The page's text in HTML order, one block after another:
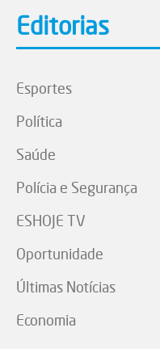
Editorias
Esportes
Política
Saúde
Polícia e Segurança
ESHOJE TV
Oportunidade
Últimas Notícias
Economia